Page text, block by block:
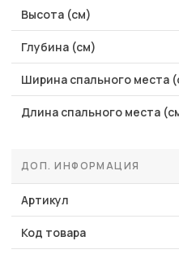
Высота (см)
Глубина (см)
Ширина спального места
Длина спального места
ДОП. ИНФОРМАЦИЯ
Артикул
Код товара